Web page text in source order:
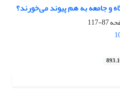
و جامعه به هم پیوند می‌خورند؟
87-117